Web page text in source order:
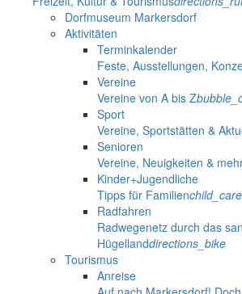
Dorfmuseum Markersdorf
Aktivitäten
Terminkalender
Feste, Ausstellungen,
Vereine
Vereine von A bis Z
Sport
Vereine, Sportstätten &
Senioren
Vereine, Neuigkeiten &
Kinder+Jugendliche
Tipps für Familienchild_care
Radfahren
Radwegenetz durch das
Hügellanddirections_bike
Tourismus
Anreise